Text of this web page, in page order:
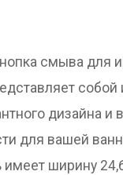
смыва для
собой
дизайна и
для вашей
имеет ширину